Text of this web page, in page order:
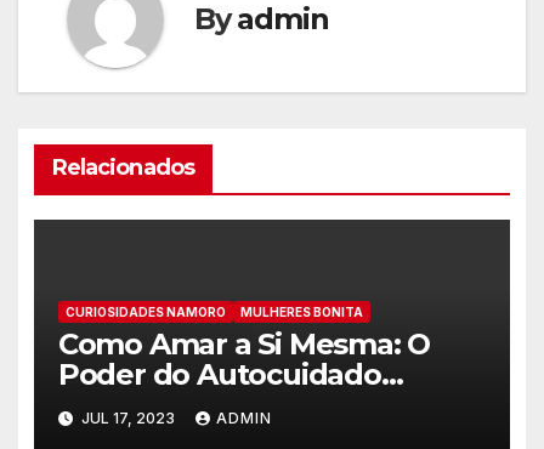
Byadmin
Relacionados
CURIOSIDADES NAMORO MULHERES BONITA
Como Amar a Si Mesma: O
Poder do Autocuidado
Feminino
JUL 17, 2023 ADMIN